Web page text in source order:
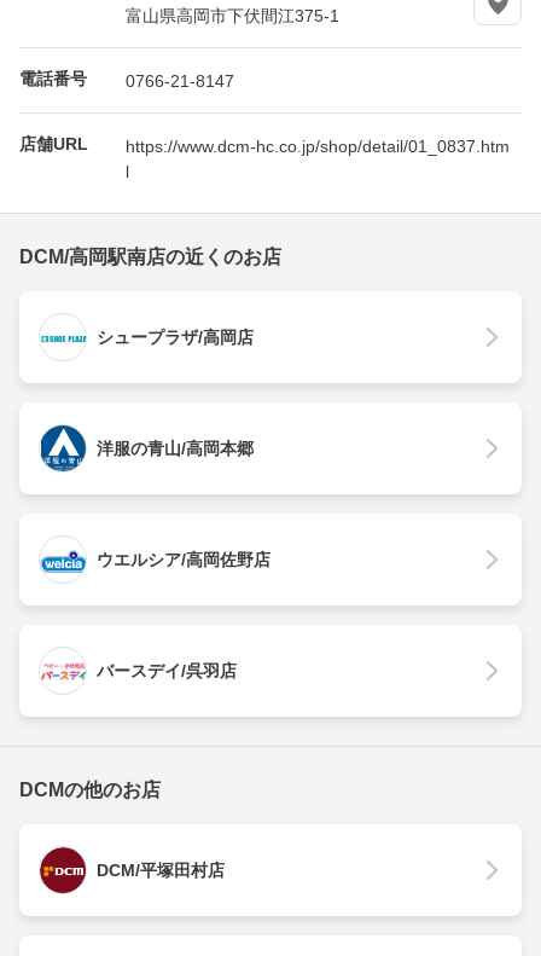
富山県高岡市下伏間江375-1
電話番号 0766-21-8147
店舗URL
https://www.dcm-hc.co.jp/shop/detail/01_0837.htm
l
DCM/高岡駅南店の近くのお店
シュープラザ/高岡店
洋服の青山/高岡本郷
ウエルシア/高岡佐野店
バースデイ/呉羽店
DCMの他のお店
DCM/平塚田村店